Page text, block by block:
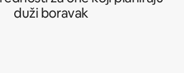
duži boravak